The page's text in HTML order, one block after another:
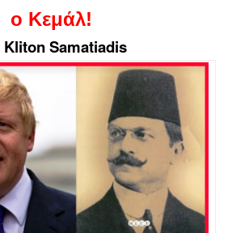
ο Κεμάλ!
Kliton Samatiadis